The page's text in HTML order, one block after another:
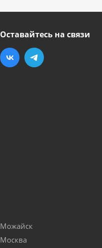
Оставайтесь на связи
Можайск
Москва